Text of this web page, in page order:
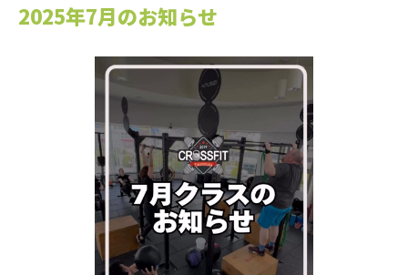
2025年7月のお知らせ